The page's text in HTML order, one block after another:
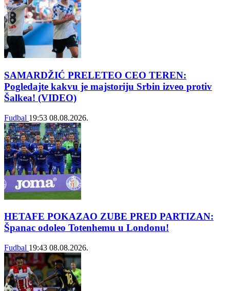
SAMARDŽIĆ PRELETEO CEO TEREN:
Pogledajte kakvu je majstoriju Srbin izveo protiv
Šalkea! (VIDEO)
Fudbal 19:53 08.08.2026.
HETAFE POKAZAO ZUBE PRED PARTIZAN:
Španac odoleo Totenhemu u Londonu!
Fudbal 19:43 08.08.2026.